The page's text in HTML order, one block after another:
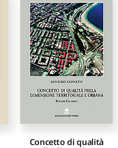
Concetto di qualità